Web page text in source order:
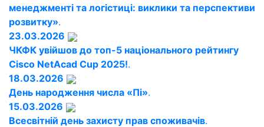
менеджменті та логістиці: виклики та перспективи
розвитку».
23.03.2026
ЧКФК увійшов до топ-5 національного рейтингу
Cisco NetAcad Cup 2025!.
18.03.2026
День народження числа «Пі».
15.03.2026
Всесвітній день захисту прав споживачів.